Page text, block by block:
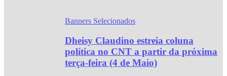
Banners Selecionados
Dheisy Claudino estreia coluna
política no CNT a partir da próxima
terça-feira (4 de Maio)